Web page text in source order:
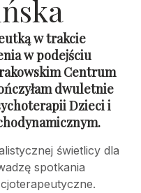
w trakcie
w podejściu
Centrum
dwuletnie
Dzieci i
świetlicy dla
spotkania